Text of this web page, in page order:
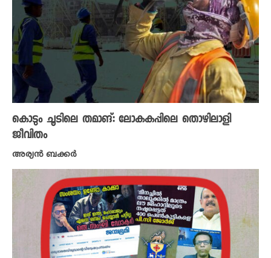
കൊടും ചൂടിലെ തമാങ്: ലോകകപ്പിലെ തൊഴിലാളി
ജീവിതം
അര്യൻ ബക്കർ